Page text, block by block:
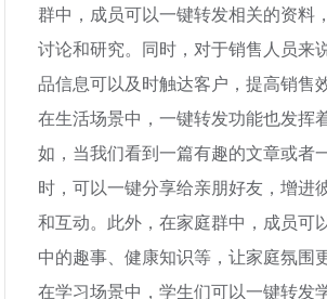
群中，成员可以一键转发相关的资料
讨论和研究。同时，对于销售人员来
品信息可以及时触达客户，提高销售效
在生活场景中，一键转发功能也发挥
如，当我们看到一篇有趣的文章或者
时，可以一键分享给亲朋好友，增进
和互动。此外，在家庭群中，成员可
中的趣事、健康知识等，让家庭氛围
在学习场景中，学生们可以一键转发